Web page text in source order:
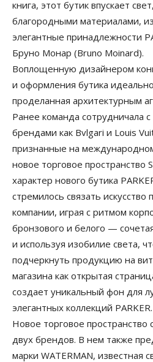
книга, этот бутик впускает
благородными материалами,
элегантные принадлежности
Бруно Монар (Bruno Moinard).
Воплощенную дизайнером
и оформления бутика
проделанная архитектурным
Ранее команда сотрудничала
брендами как Bvlgari и Louis
признанные на
новое торговое пространство
характер нового бутика
стремилось связать
компании, играя с ритмом
бронзового и белого —
и используя изобилие света,
подчеркнуть продукцию на
магазина как открытая
создает уникальный фон для
элегантных коллекций PARKER.
Новое торговое пространство
двух брендов. В нем также
марки WATERMAN, известная